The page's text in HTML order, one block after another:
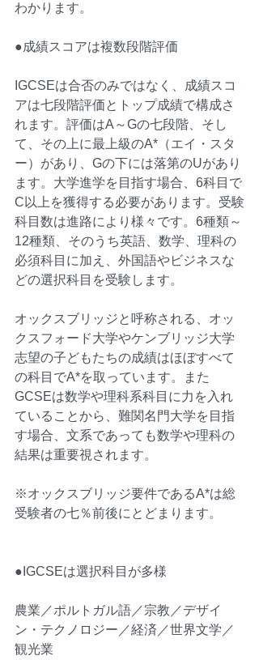
わかります。
●成績スコアは複数段階評価
IGCSEは合否のみではなく、成績スコ
アは七段階評価とトップ成績で構成さ
れます。評価はA～Gの七段階、そし
て、その上に最上級のA*（エイ・スタ
ー）があり、Gの下には落第のUがあり
ます。大学進学を目指す場合、6科目で
C以上を獲得する必要があります。受験
科目数は進路により様々です。6種類～
12種類、そのうち英語、数学、理科の
必須科目に加え、外国語やビジネスな
どの選択科目を受験します。
オックスブリッジと呼称される、 オッ
クスフォード大学やケンブリッジ大学
志望の子どもたちの成績はほぼすべて
の科目でA*を取っています。また
GCSEは数学や理科系科目に力を入れ
ていることから、難関名門大学を目指
す場合、文系であっても数学や理科の
結果は重要視されます。
※オックスブリッジ要件であるA*は総
受験者の七％前後にとどまります。
●IGCSEは選択科目が多様
農業／ポルトガル語 ／宗教／デザイ
ン・テクノロジー／経済／世界文学／
観光業